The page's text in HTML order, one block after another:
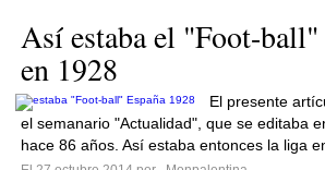
Así estaba el "Foot-ball"
en 1928
El presente
el semanario "Actualidad", que se editaba
hace 86 años. Así estaba entonces la liga